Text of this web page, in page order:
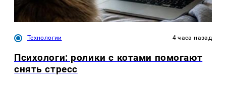
Технологии 4 часа назад
Психологи: ролики с котами помогают
снять стресс